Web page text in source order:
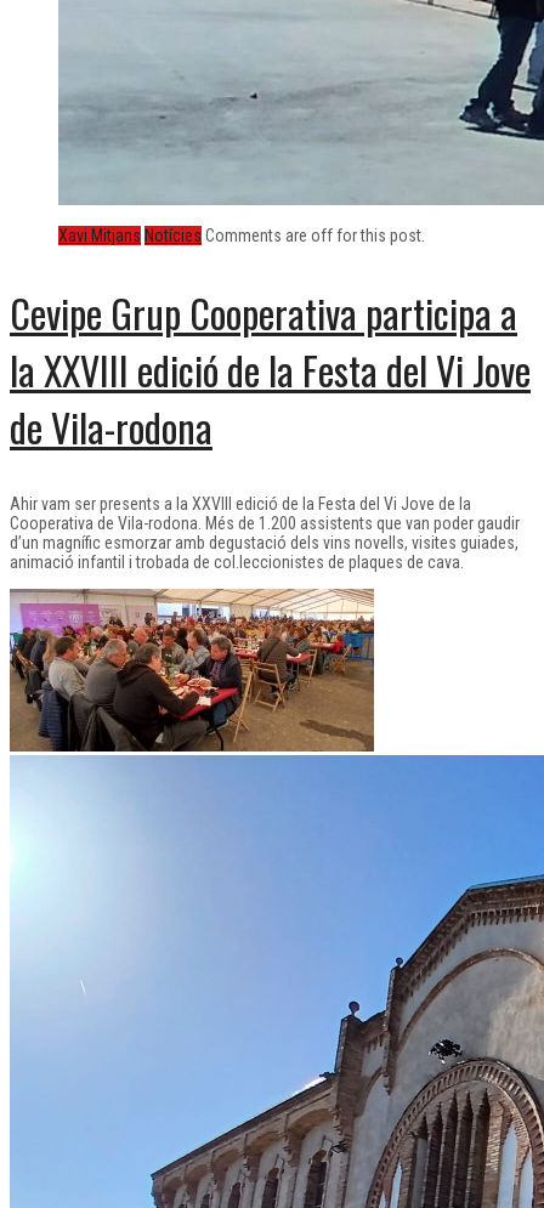
Xavi Mitjans Notícies Comments are off for this post.
Cevipe Grup Cooperativa participa a
la XXVIII edició de la Festa del Vi Jove
de Vila-rodona
Ahir vam ser presents a la XXVIII edició de la Festa del Vi Jove de la
Cooperativa de Vila-rodona. Més de 1.200 assistents que van poder gaudir
d’un magnífic esmorzar amb degustació dels vins novells, visites guiades,
animació infantil i trobada de col.leccionistes de plaques de cava.